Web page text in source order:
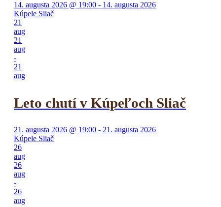
14. augusta 2026 @ 19:00 - 14. augusta 2026
Kúpele Sliač
21
aug
21
aug
-
21
aug
Leto chutí v Kúpeľoch Sliač
21. augusta 2026 @ 19:00 - 21. augusta 2026
Kúpele Sliač
26
aug
26
aug
-
26
aug